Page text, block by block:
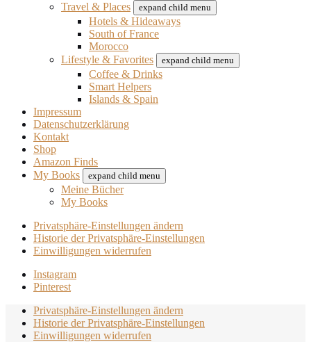
Travel & Places
expand child menu
Hotels & Hideaways
South of France
Morocco
Lifestyle & Favorites
expand child menu
Coffee & Drinks
Smart Helpers
Islands & Spain
Impressum
Datenschutzerklärung
Kontakt
Shop
Amazon Finds
My Books
expand child menu
Meine Bücher
My Books
Privatsphäre-Einstellungen ändern
Historie der Privatsphäre-Einstellungen
Einwilligungen widerrufen
Instagram
Pinterest
Privatsphäre-Einstellungen ändern
Historie der Privatsphäre-Einstellungen
Einwilligungen widerrufen